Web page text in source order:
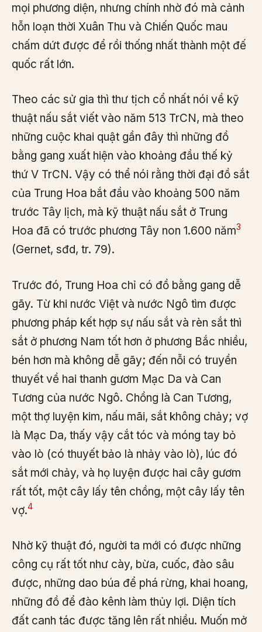
mọi phương diện, nhưng chính nhờ đó mà cảnh
hỗn loạn thời Xuân Thu và Chiến Quốc mau
chấm dứt được để rồi thống nhất thành một đế
quốc rất lớn.
Theo các sử gia thì thư tịch cổ nhất nói về kỹ
thuật nấu sắt viết vào năm 513 TrCN, mà theo
những cuộc khai quật gần đây thì những đồ
bằng gang xuất hiện vào khoảng đầu thế kỷ
thứ V TrCN. Vậy có thể nói rằng thời đại đồ sắt
của Trung Hoa bắt đầu vào khoảng 500 năm
trước Tây lịch, mà kỹ thuật nấu sắt ở Trung
Hoa đã có trước phương Tây non 1.600 năm3
(Gernet, sđd, tr. 79).
Trước đó, Trung Hoa chỉ có đồ bằng gang dễ
gãy. Từ khi nước Việt và nước Ngô tìm được
phương pháp kết hợp sự nấu sắt và rèn sắt thì
sắt ở phương Nam tốt hơn ở phương Bắc nhiều,
bén hơn mà không dễ gãy; đến nỗi có truyền
thuyết về hai thanh gươm Mạc Da và Can
Tương của nước Ngô. Chồng là Can Tương,
một thợ luyện kim, nấu mãi, sắt không chảy; vợ
là Mạc Da, thấy vậy cắt tóc và móng tay bỏ
vào lò (có thuyết bảo là nhảy vào lò), lúc đó
sắt mới chảy, và họ luyện được hai cây gươm
rất tốt, một cây lấy tên chồng, một cây lấy tên
vợ.4
Nhờ kỹ thuật đó, người ta mới có được những
công cụ rất tốt như cày, bừa, cuốc, đào sâu
được, những dao búa để phá rừng, khai hoang,
những đồ để đào kênh làm thủy lợi. Diện tích
đất canh tác được tăng lên rất nhiều. Muốn mở